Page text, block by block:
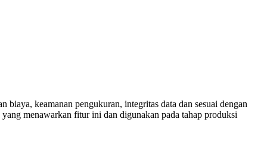
biaya, keamanan pengukuran, integritas data dan sesuai dengan
yang menawarkan fitur ini dan digunakan pada tahap produksi